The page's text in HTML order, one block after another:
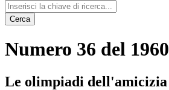
Cerca
Numero 36 del 1960
Le olimpiadi dell'amicizia